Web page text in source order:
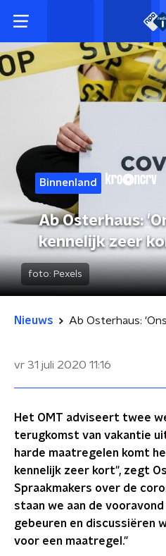
Binnenland
Ab Osterhaus:
kennelijk zeer
foto: Pexels
Nieuws
vr 31 juli 2020 11:16
Het OMT adviseert twee
terugkomst van vakantie
harde maatregelen komt
kennelijk zeer kort", zegt
Spraakmakers over de
staan we aan de
gebeuren en discussiëren
voor een maatregel."